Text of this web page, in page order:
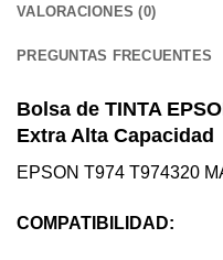
VALORACIONES (0)
PREGUNTAS FRECUENTES
Bolsa de TINTA
Extra Alta Capacidad
EPSON T974 T974320
COMPATIBILIDAD: